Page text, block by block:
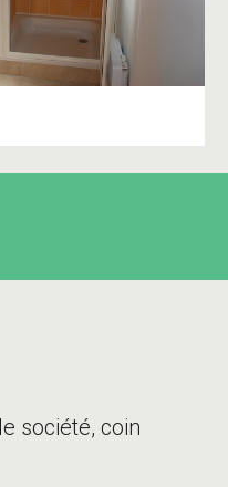
société, coin